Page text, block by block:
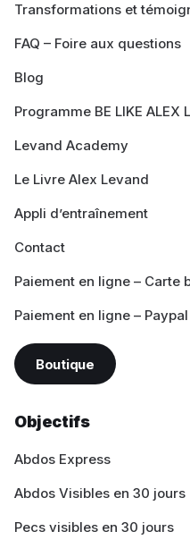
Transformations et
FAQ – Foire aux questions
Blog
Programme BE LIKE ALEX
Levand Academy
Le Livre Alex Levand
Appli d’entraînement
Contact
Paiement en ligne – Carte
Paiement en ligne – Paypal
Boutique
Objectifs
Abdos Express
Abdos Visibles en 30 jours
Pecs visibles en 30 jours